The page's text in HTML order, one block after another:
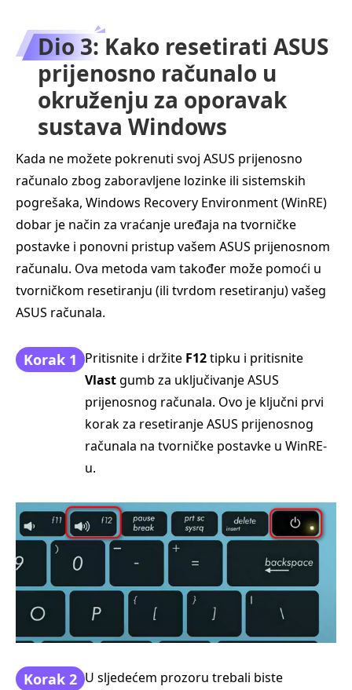
Dio 3: Kako resetirati ASUS
prijenosno računalo u
okruženju za oporavak
sustava Windows
Kada ne možete pokrenuti svoj ASUS prijenosno
računalo zbog zaboravljene lozinke ili sistemskih
pogrešaka, Windows Recovery Environment (WinRE)
dobar je način za vraćanje uređaja na tvorničke
postavke i ponovni pristup vašem ASUS prijenosnom
računalu. Ova metoda vam također može pomoći u
tvorničkom resetiranju (ili tvrdom resetiranju) vašeg
ASUS računala.
Korak 1 Pritisnite i držite F12tipku i pritisnite
Vlastgumb za uključivanje ASUS
prijenosnog računala. Ovo je ključni prvi
korak za resetiranje ASUS prijenosnog
računala na tvorničke postavke u WinRE-
u.
Korak 2 U sljedećem prozoru trebali biste